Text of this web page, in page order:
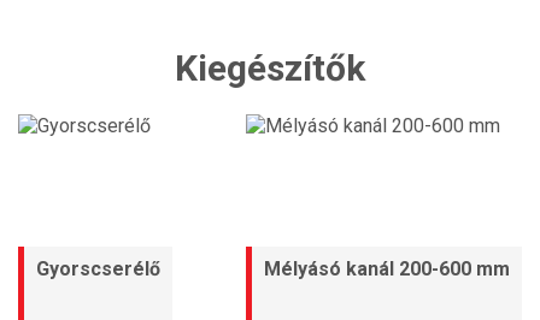
Kiegészítők
Gyorscserélő Mélyásó kanál 200-600 mm